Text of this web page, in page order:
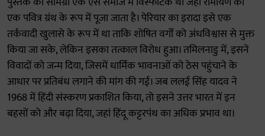
एक पवित्र ग्रंथ के रूप में पूजा जाता है। पेरियार का इरादा इसे एक
तर्कवादी खुलासे के रूप में था ताकि शोषित वर्गों को अंधविश्वास से मुक्त
किया जा सके, लेकिन इसका तत्काल विरोध हुआ। तमिलनाडु में, इसने
विवादों को जन्म दिया, जिसमें धार्मिक भावनाओं को ठेस पहुंचाने के
आधार पर प्रतिबंध लगाने की मांग की गई। जब ललई सिंह यादव ने
1968 में हिंदी संस्करण प्रकाशित किया, तो इसने उत्तर भारत में इन
बहसों को और बढ़ा दिया, जहां हिंदू कट्टरपंथ का अधिक प्रभाव था।